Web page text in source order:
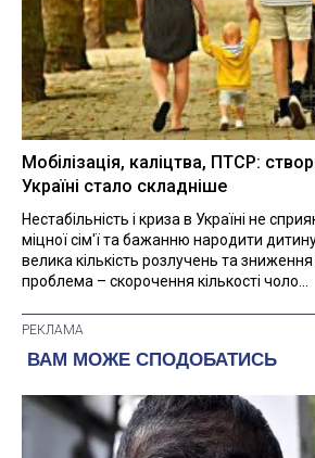
Мобілізація, каліцтва, ПТСР:
Україні стало складніше
Нестабільність і криза в Україні не
міцної сім'ї та бажанню народити
велика кількість розлучень та
проблема – скорочення кількості чоло...